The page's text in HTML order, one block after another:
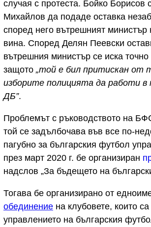
случая с протеста. Бойко Борисов
Михайлов да подаде оставка
според него вътрешният министър
вина. Според Делян Пеевски
вътрешния министър се иска
защото „той е бил притискан от
изборите полицията да работи в
ДБ”.
Проблемът с ръководството на
той се задълбочава във все по-
пагубно за българския футбол
през март 2020 г. бе организиран
надслов „За бъдещето на
Тогава бе организирано от
обединение на клубовете, които
управлението на българския